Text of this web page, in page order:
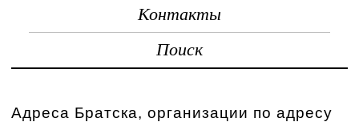
Контакты
Поиск
Адреса Братска, организации по адресу